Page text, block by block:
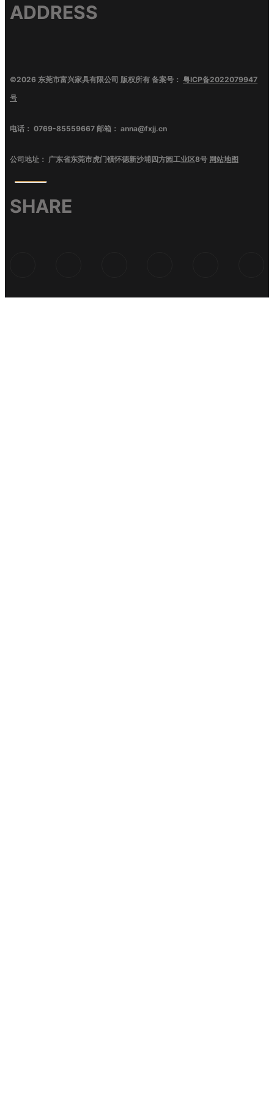
ADDRESS
©2026 东莞市富兴家具有限公司 版权所有 备案号： 粤ICP备2022079947
号
电话： 0769-85559667 邮箱： anna@fxjj.cn
公司地址： 广东省东莞市虎门镇怀德新沙埔四方园工业区8号 网站地图
SHARE